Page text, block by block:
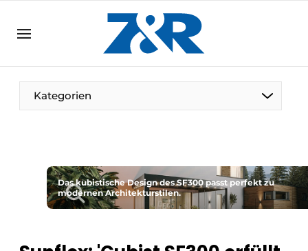
DE EN
DE
Kategorien
Das kubistische Design des SF300 passt perfekt zu
modernen Architekturstilen.